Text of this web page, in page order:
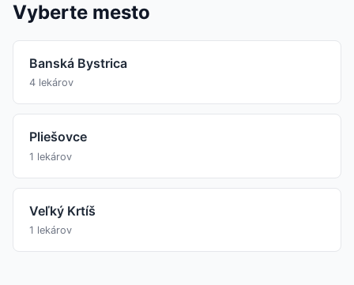
Vyberte mesto
Banská Bystrica
4 lekárov
Pliešovce
1 lekárov
Veľký Krtíš
1 lekárov